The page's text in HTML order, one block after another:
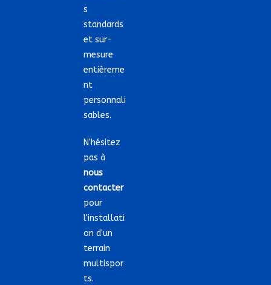
s
standards
et sur-
mesure
entièreme
nt
personnali
sables.
N'hésitez
pas à
nous
contacter
pour
l'installati
on d'un
terrain
multispor
ts.